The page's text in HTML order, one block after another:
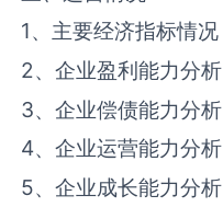
1、主要经济指标情况
2、企业盈利能力分析
3、企业偿债能力分析
4、企业运营能力分析
5、企业成长能力分析